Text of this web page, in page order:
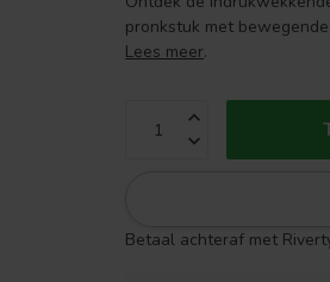
pronkstuk met
Lees meer.
Betaal achteraf met